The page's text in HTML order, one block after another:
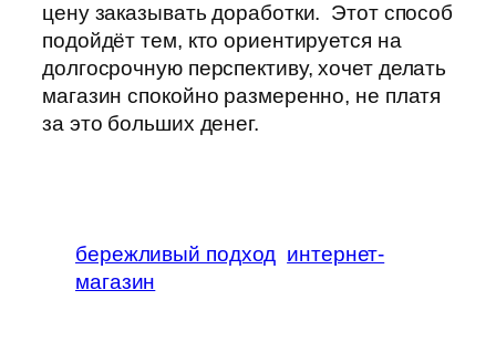
цену заказывать доработки. Этот способ
подойдёт тем, кто ориентируется на
долгосрочную перспективу, хочет делать
магазин спокойно размеренно, не платя
за это больших денег.
бережливый подход интернет-
магазин